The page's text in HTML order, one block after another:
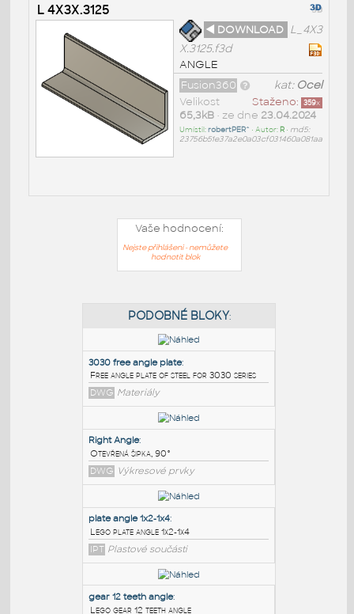
L 4X3X.3125
◄ DOWNLOAD L_4X3
X.3125.f3d
ANGLE
kat: Ocel
Fusion360
Staženo: 359x
Velikost
65,3kB• ze dne 23.04.2024
Umístil:robertPER^ • Autor: R• md5:
23756b51e37a2e0a03cf031460a081aa
Vaše hodnocení:
Nejste přihlášeni - nemůžete
hodnotit blok
PODOBNÉ BLOKY
3030 free angle plate
Free angle plate of steel for 3030 series
DWG Materiály
Right Angle:
Otevřená šipka, 90°
DWG Výkresové prvky